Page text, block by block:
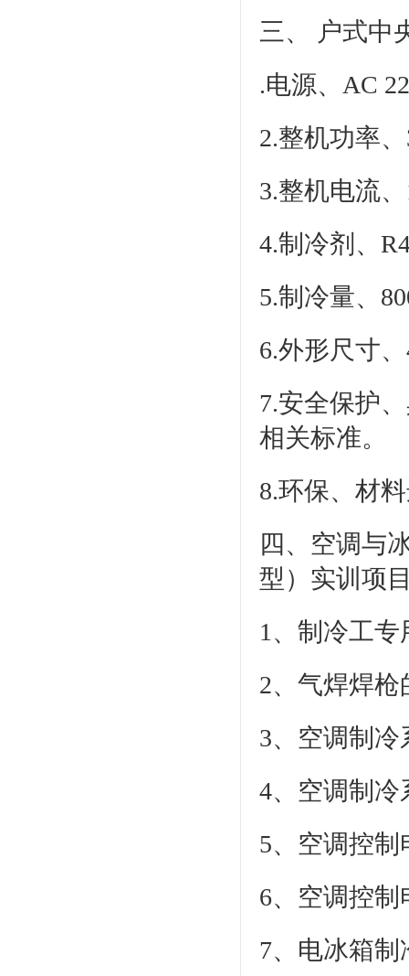
三、
户式中
.电源、AC
2.整机功率
3.整机电流
4.制冷剂、
5.制冷量、
6.外形尺寸
7.安全保护
相关标准。
8.环保、材
四、空调与
型）实训项
1、制冷工
2、气焊焊
3、空调制
4、空调制
5、空调控
6、空调控
7、电冰箱